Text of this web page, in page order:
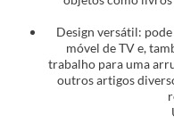
Design versátil:
móvel de TV e,
trabalho para uma
outros artigos